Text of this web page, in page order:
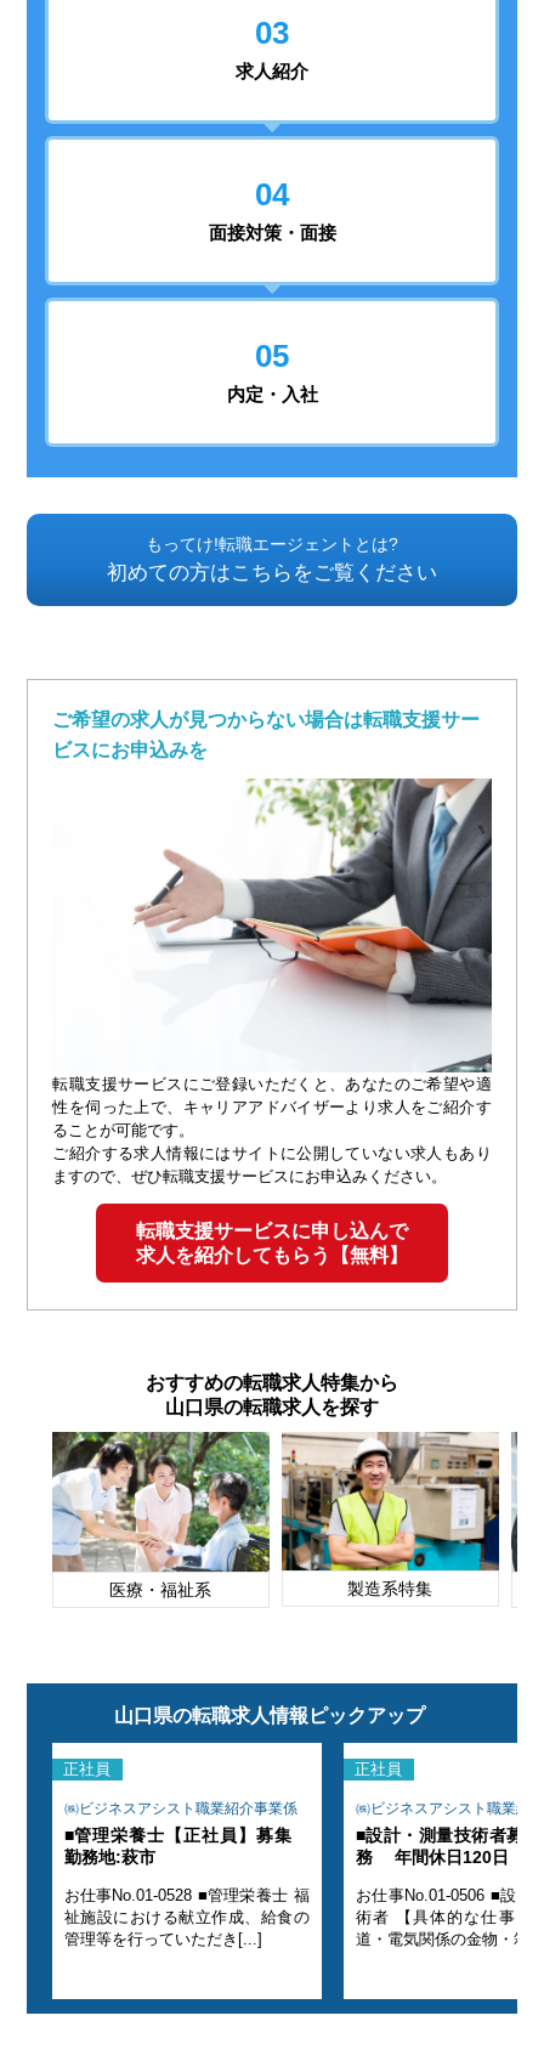
03
求人紹介
04
面接対策・面接
05
内定・入社
もってけ!転職エージェントとは?
初めての方はこちらをご覧ください
ご希望の求人が見つからない場合は転職支援サー
ビスにお申込みを
転職支援サービスにご登録いただくと、あなたのご希望や適
性を伺った上で、キャリアアドバイザーより求人をご紹介す
ることが可能です。
ご紹介する求人情報にはサイトに公開していない求人もあり
ますので、ぜひ転職支援サービスにお申込みください。
転職支援サービスに申し込んで
求人を紹介してもらう【無料】
おすすめの転職求人特集から
山口県の転職求人を探す
医療・福祉系 製造系特集
山口県の転職求人情報ピックアップ
正社員
㈱ビジネスアシスト職業紹介事業係
■管理栄養士【正社員】募集
勤務地:萩市
お仕事No.01-0528 ■管理栄養士 福
祉施設における献立作成、給食の
管理等を行っていただき[...]
正社員
㈱ビジネスアシスト職業紹
■設計・測量技術者募
務 年間休日120日
お仕事No.01-0506 ■設計・測量技
術者 【具体的な仕事内容】 ●鉄
道・電気関係の金物・箱